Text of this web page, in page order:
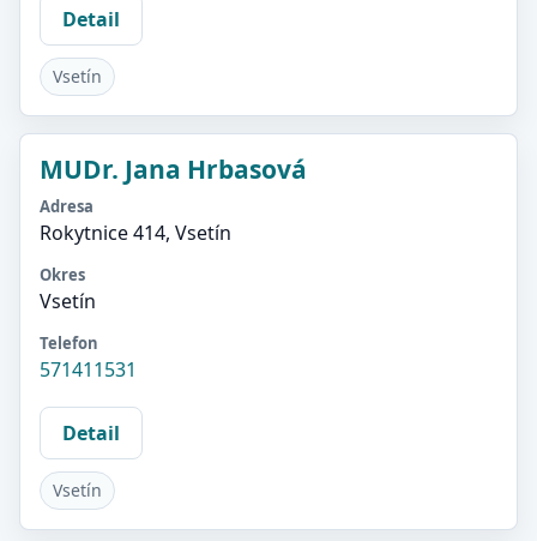
Detail
Vsetín
MUDr. Jana Hrbasová
Adresa
Rokytnice 414, Vsetín
Okres
Vsetín
Telefon
571411531
Detail
Vsetín